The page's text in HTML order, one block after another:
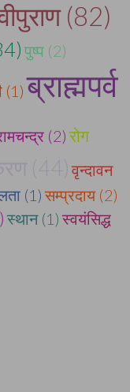
(82)
पुष्प (2)
(1) ब्राह्मपर्व
(2) रोग
वृन्दावन
(1) सम्प्रदाय (2)
स्थान (1) स्वयंसिद्ध